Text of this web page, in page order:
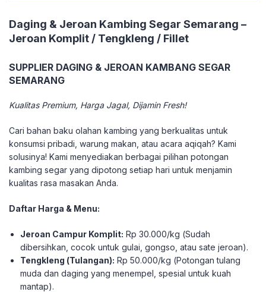
Daging & Jeroan Kambing Segar Semarang –
Jeroan Komplit / Tengkleng / Fillet
SUPPLIER DAGING & JEROAN KAMBANG SEGAR
SEMARANG
Kualitas Premium, Harga Jagal, Dijamin Fresh!
​Cari bahan baku olahan kambing yang berkualitas untuk
konsumsi pribadi, warung makan, atau acara aqiqah? Kami
solusinya! Kami menyediakan berbagai pilihan potongan
kambing segar yang dipotong setiap hari untuk menjamin
kualitas rasa masakan Anda.
Daftar Harga & Menu:
Jeroan Campur Komplit: Rp 30.000/kg (Sudah
dibersihkan, cocok untuk gulai, gongso, atau sate jeroan).
Tengkleng (Tulangan): Rp 50.000/kg (Potongan tulang
muda dan daging yang menempel, spesial untuk kuah
mantap).